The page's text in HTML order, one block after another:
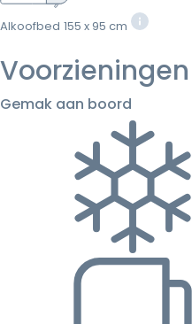
Alkoofbed 155 x 95 cm
Voorzieningen
Gemak aan boord